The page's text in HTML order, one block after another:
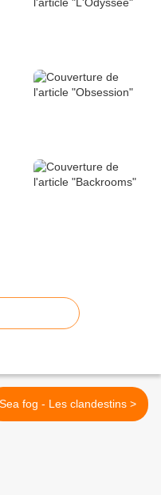
Sea fog - Les clandestins >